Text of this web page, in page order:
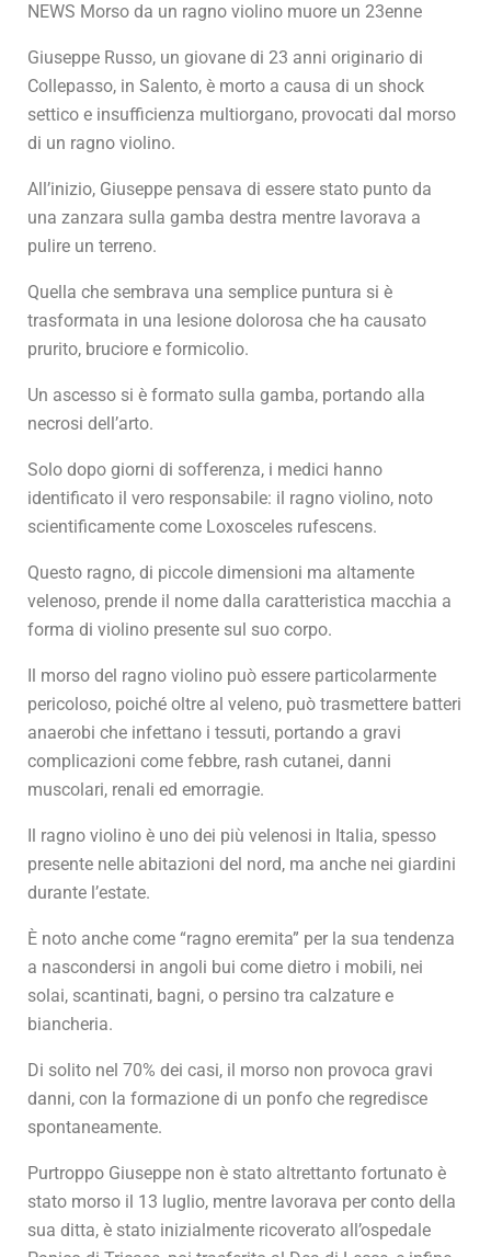
NEWS Morso da un ragno violino muore un 23enne
Giuseppe Russo, un giovane di 23 anni originario di
Collepasso, in Salento, è morto a causa di un shock
settico e insufficienza multiorgano, provocati dal morso
di un ragno violino.
All’inizio, Giuseppe pensava di essere stato punto da
una zanzara sulla gamba destra mentre lavorava a
pulire un terreno.
Quella che sembrava una semplice puntura si è
trasformata in una lesione dolorosa che ha causato
prurito, bruciore e formicolio.
Un ascesso si è formato sulla gamba, portando alla
necrosi dell’arto.
Solo dopo giorni di sofferenza, i medici hanno
identificato il vero responsabile: il ragno violino, noto
scientificamente come Loxosceles rufescens.
Questo ragno, di piccole dimensioni ma altamente
velenoso, prende il nome dalla caratteristica macchia a
forma di violino presente sul suo corpo.
Il morso del ragno violino può essere particolarmente
pericoloso, poiché oltre al veleno, può trasmettere batteri
anaerobi che infettano i tessuti, portando a gravi
complicazioni come febbre, rash cutanei, danni
muscolari, renali ed emorragie.
Il ragno violino è uno dei più velenosi in Italia, spesso
presente nelle abitazioni del nord, ma anche nei giardini
durante l’estate.
È noto anche come “ragno eremita” per la sua tendenza
a nascondersi in angoli bui come dietro i mobili, nei
solai, scantinati, bagni, o persino tra calzature e
biancheria.
Di solito nel 70% dei casi, il morso non provoca gravi
danni, con la formazione di un ponfo che regredisce
spontaneamente.
Purtroppo Giuseppe non è stato altrettanto fortunato è
stato morso il 13 luglio, mentre lavorava per conto della
sua ditta, è stato inizialmente ricoverato all’ospedale